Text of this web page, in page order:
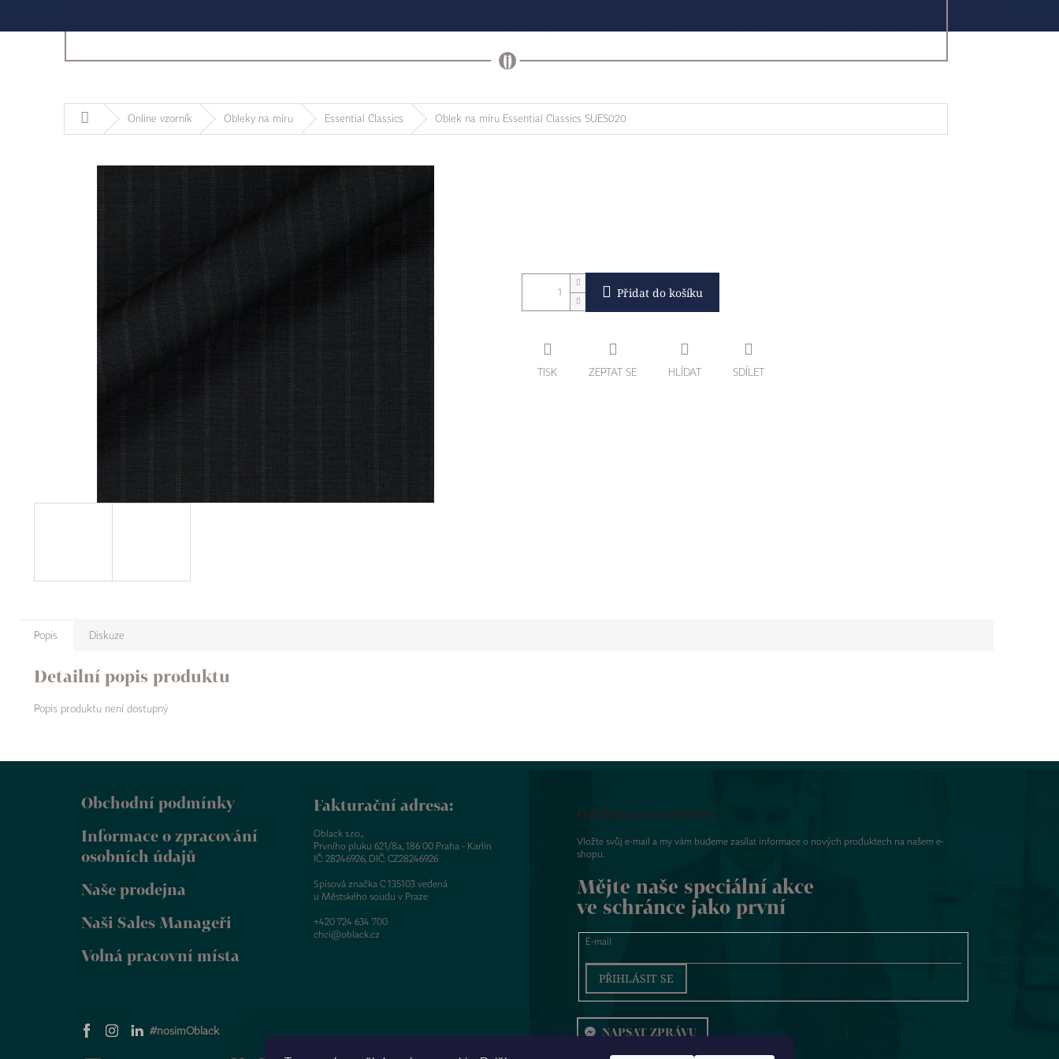
Domů Online vzorník Obleky na míru Essential Classics Oblek na míru Essential Classics SUES020
Přidat do košíku
TISK ZEPTAT SE HLÍDAT SDÍLET
Popis Diskuze
Detailní popis produktu
Popis produktu není dostupný
Obchodní podmínky
Informace o zpracování
osobních údajů
Naše prodejna
Naši Sales Manageři
Volná pracovní místa
#nosimOblack
Fakturační adresa:
Oblack s.r.o.,
Prvního pluku 621/8a, 186 00 Praha - Karlín
IČ: 28246926, DIČ: CZ28246926
Spisová značka C 135103 vedená
u Městského soudu v Praze
+420 724 634 700
chci@oblack.cz
Odebírat newsletter
Vložte svůj e-mail a my vám budeme zasílat informace o nových produktech na našem e-
shopu.
Mějte naše speciální akce
ve schránce jako první
E-mail
PŘIHLÁSIT SE
NAPSAT ZPRÁVU